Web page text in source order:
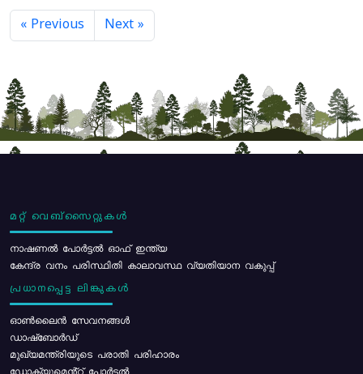
« Previous Next »
മറ്റ് വെബ്സൈറ്റുകൾ
നാഷണൽ പോർട്ടൽ ഓഫ് ഇന്ത്യ
കേന്ദ്ര വനം പരിസ്ഥിതി കാലാവസ്ഥ വ്യതിയാന വകുപ്പ്
പ്രധാനപ്പെട്ട ലിങ്കുകൾ
ഓൺലൈൻ സേവനങ്ങൾ
ഡാഷ്ബോർഡ്
മുഖ്യമന്ത്രിയുടെ പരാതി പരിഹാരം
ഡോക്യുമെൻ്റ് പോർട്ടൽ